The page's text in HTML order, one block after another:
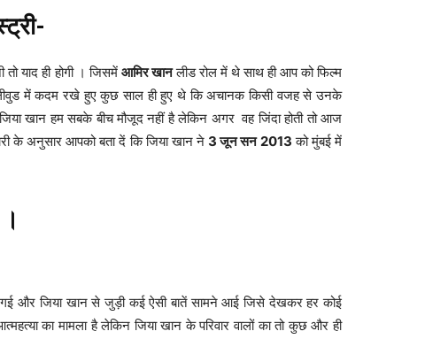
याद ही होगी । जिसमें आमिर खानलीड रोल में थे साथ ही आप को फिल्म
में कदम रखे हुए कुछ साल ही हुए थे कि अचानक किसी वजह से उनके
खान हम सबके बीच मौजूद नहीं है लेकिन अगर वह जिंदा होती तो आज
के अनुसार आपको बता दें कि जिया खान ने 3 जून सन 2013 को मुंबई में
और जिया खान से जुड़ी कई ऐसी बातें सामने आई जिसे देखकर हर कोई
का मामला है लेकिन जिया खान के परिवार वालों का तो कुछ और ही